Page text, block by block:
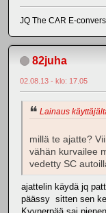
JQ The CAR E-
82juha
02.08.13 - klo: 17.05
Lainaus
millä te ajatte?
vähän kurvailee
vedetty SC
ajattelin käydä jq
päässy sitten sen